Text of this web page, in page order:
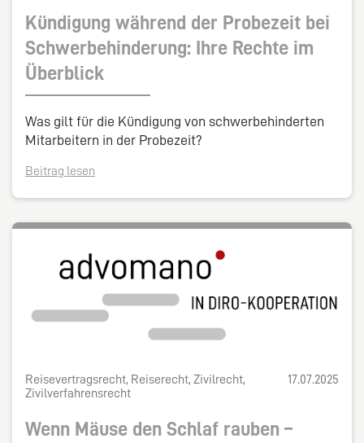
Kündigung während der Probezeit bei
Schwerbehinderung: Ihre Rechte im
Überblick
Was gilt für die Kündigung von schwerbehinderten
Mitarbeitern in der Probezeit?
Beitrag lesen
Reisevertragsrecht, Reiserecht, Zivilrecht,
Zivilverfahrensrecht
17.07.2025
Wenn Mäuse den Schlaf rauben –